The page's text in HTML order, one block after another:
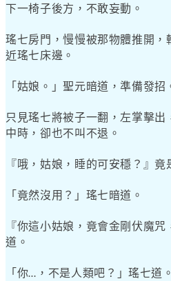
下一椅子後方，不敢妄動。
瑤七房門，慢慢被那物體推開，
近瑤七床邊。
「姑娘。」聖元暗道，準備發招
只見瑤七將被子一翻，左掌擊
中時，卻也不叫不退。
『哦，姑娘，睡的可安穩？』
「竟然沒用？」瑤七暗道。
『你這小姑娘，竟會金剛伏魔
道。
「你… ，不是人類吧？」瑤七道。